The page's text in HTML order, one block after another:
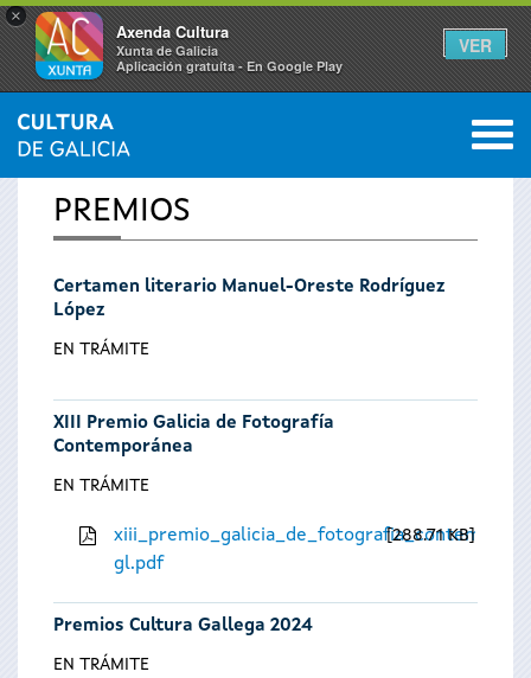
×
Axenda Cultura
Xunta de Galicia
Aplicación gratuíta - En Google Play
VER
Se
encuentra
usted
aquí
INICIO 0
PREMIOS
Certamen literario Manuel-Oreste Rodríguez
López
EN TRÁMITE
XIII Premio Galicia de Fotografía
Contemporánea
EN TRÁMITE
gl.pdf
288.71 KB
Premios Cultura Gallega 2024
EN TRÁMITE